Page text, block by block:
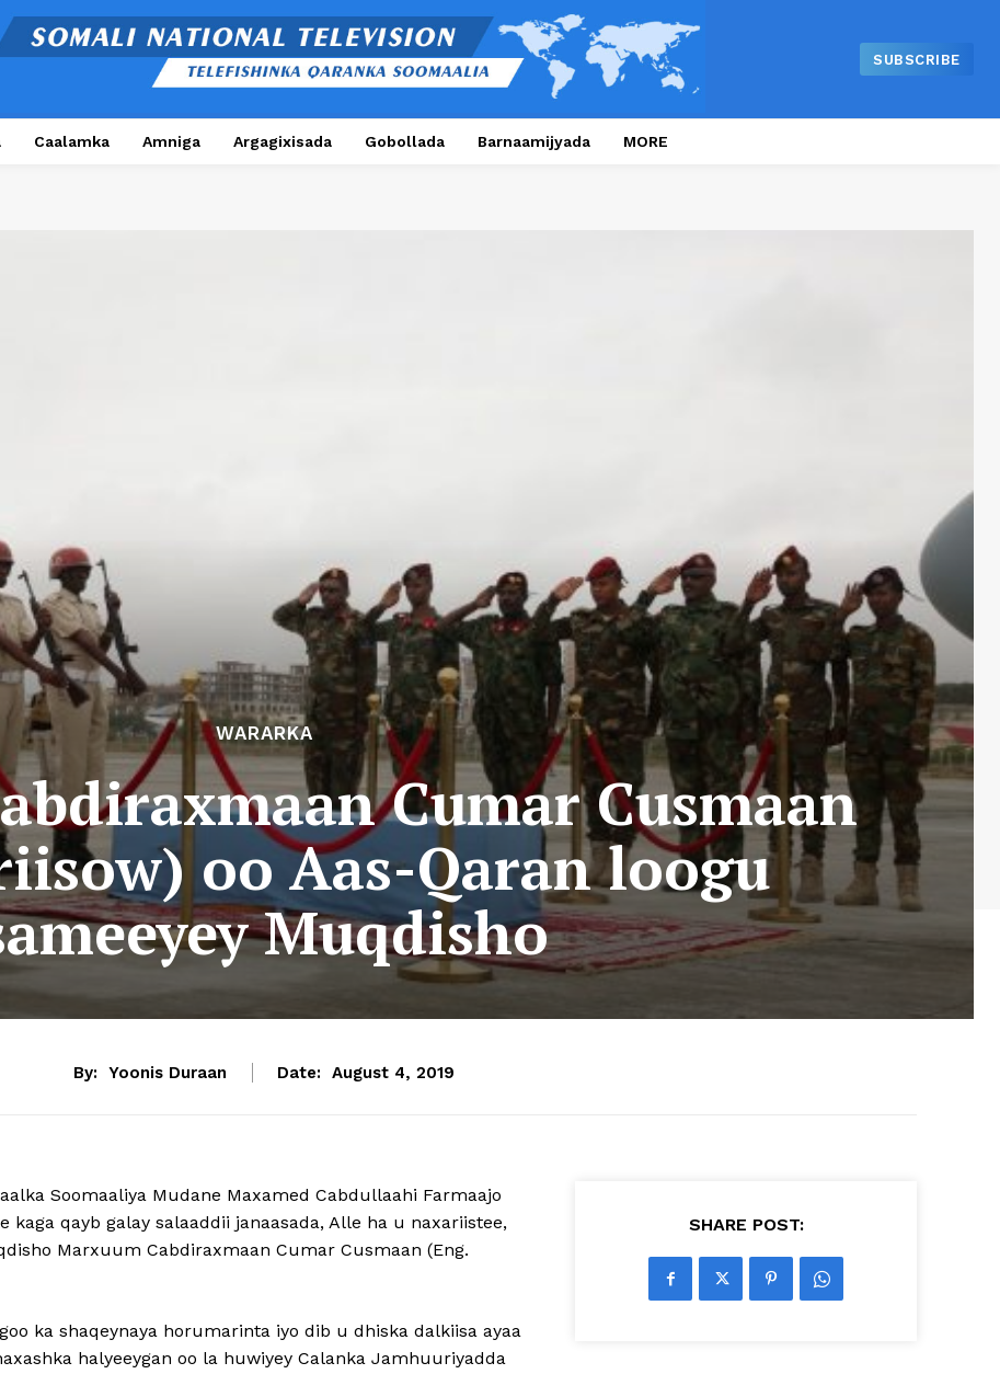
SUBSCRIBE
Caalamka Amniga Argagixisada Gobollada Barnaamijyada MORE
WARARKA
Cumar Cusmaan
oo Aas-Qaran loogu
Muqdisho
By: Yoonis Duraan Date: August 4, 2019
Soomaaliya Mudane Maxamed Cabdullaahi Farmaajo
kaga qayb galay salaaddii janaasada, Alle ha u naxariistee,
Marxuum Cabdiraxmaan Cumar Cusmaan (Eng.
ka shaqeynaya horumarinta iyo dib u dhiska dalkiisa ayaa
halyeeygan oo la huwiyey Calanka Jamhuuriyadda
SHARE POST: